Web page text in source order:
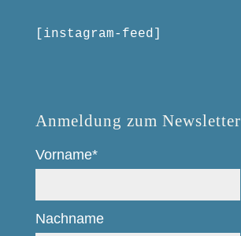
[instagram-feed]
Anmeldung zum Newsletter
Vorname*
Nachname